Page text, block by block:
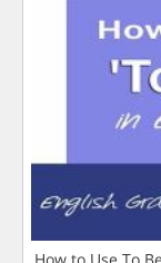
How to Use To